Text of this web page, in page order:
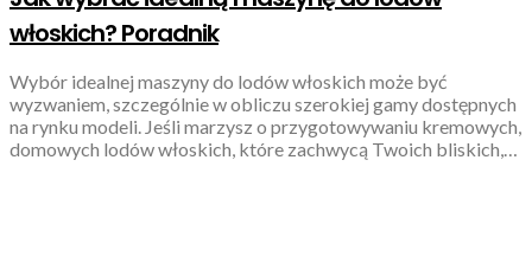
włoskich? Poradnik
Wybór idealnej maszyny do lodów włoskich może być
wyzwaniem, szczególnie w obliczu szerokiej gamy dostępnych
na rynku modeli. Jeśli marzysz o przygotowywaniu kremowych,
domowych lodów włoskich, które zachwycą Twoich bliskich,…